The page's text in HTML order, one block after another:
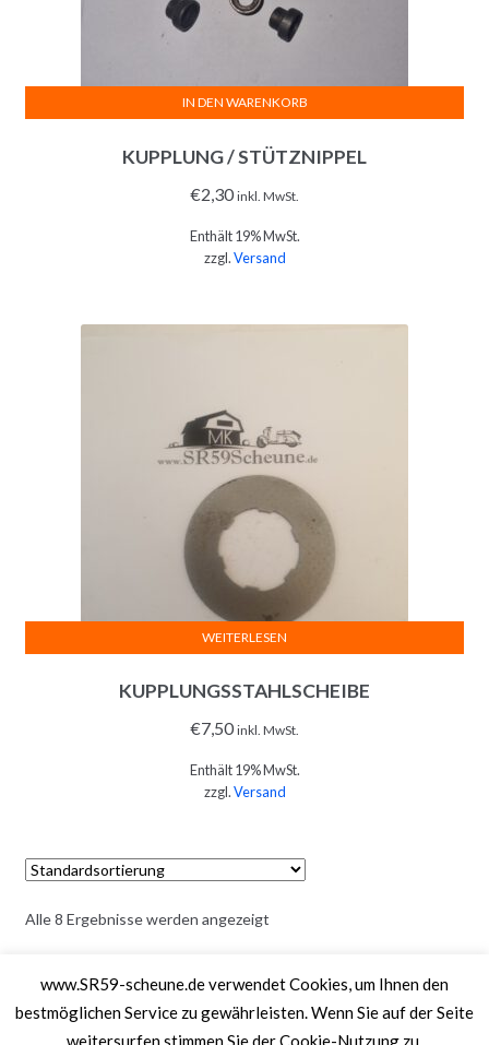
KUPPLUNG / STÜTZNIPPEL
€2,30 inkl. MwSt.
Enthält 19% MwSt.
zzgl.Versand
IN DEN WARENKORB
KUPPLUNGSSTAHLSCHEIBE
€7,50 inkl. MwSt.
Enthält 19% MwSt.
zzgl.Versand
WEITERLESEN
Alle 8 Ergebnisse werden angezeigt
ShopperWP
DATENSCHUTZ ALLGEMEINE GESCHÄFTSBEDINGUNGEN
www.SR59-scheune.de verwendet Cookies, um Ihnen den
bestmöglichen Service zu gewährleisten. Wenn Sie auf der Seite
weitersurfen stimmen Sie der Cookie-Nutzung zu.